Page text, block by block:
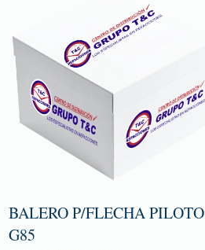
BALERO P/FLECHA PILOTO
G85